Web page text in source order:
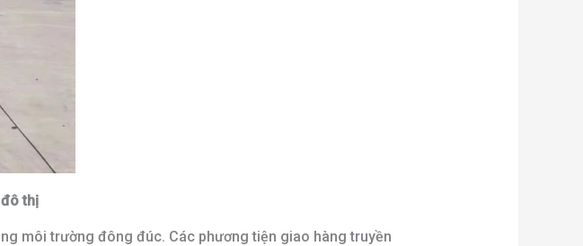
thị
môi trường đông đúc. Các phương tiện giao hàng truyền